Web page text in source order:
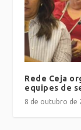
Rede Ceja
equipes de
8 de outubro de